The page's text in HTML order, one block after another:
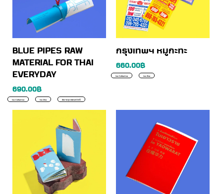
BLUE PIPES RAW
MATERIAL FOR THAI
EVERYDAY
690.00฿
!nw Collective !nw Zine ชัชวาล สุวรรณสวัสดิ์
กรุงเทพฯ หมูกะทะ
660.00฿
!nw Collective !nw Zine